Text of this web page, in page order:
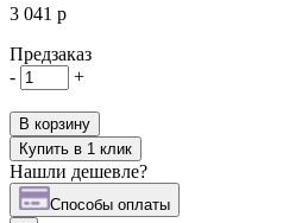
3 041 р
Предзаказ
-
+
В корзину
Купить в 1 клик
Нашли дешевле?
Cпособы оплаты